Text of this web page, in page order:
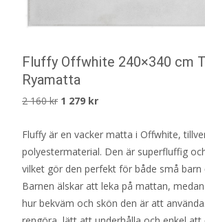
Fluffy Offwhite 240×340 cm
Ryamatta
2 160kr Det
priset
var:
2
160 kr.
1 279 krDet
priset
är:
1
279 kr.
Fluffy är en vacker matta i Offwhite,
polyestermaterial. Den är superfluffig
vilket gör den perfekt för både små barn
Barnen älskar att leka på mattan,
hur bekväm och skön den är att